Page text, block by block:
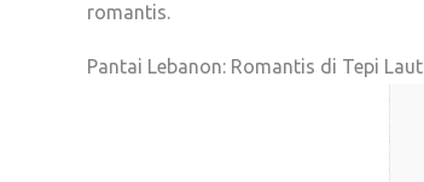
romantis.
Pantai Lebanon: Romantis di Tepi Laut